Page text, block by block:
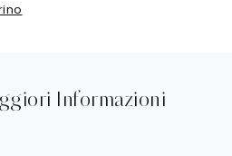
Informazioni